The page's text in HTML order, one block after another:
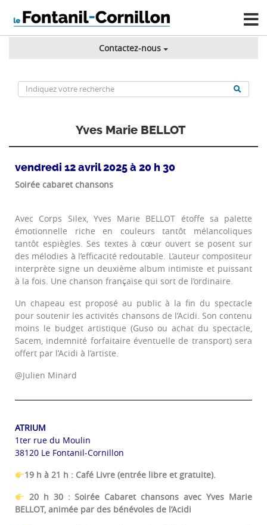
Contactez-nous
Yves Marie BELLOT
vendredi 12 avril 2025 à 20 h 30
Soirée cabaret chansons
Avec Corps Silex, Yves Marie BELLOT étoffe sa palette
émotionnelle riche en couleurs tantôt mélancoliques
tantôt espiègles. Ses textes à cœur ouvert se posent sur
des mélodies à l’efficacité redoutable. L’auteur compositeur
interprète signe un deuxième album intimiste et puissant
à la fois. Une chanson française qui sort de l’ordinaire.
Un chapeau est proposé au public à la fin du spectacle
pour soutenir les activités chansons de l’Acidi. Son contenu
moins le budget artistique (Guso ou achat du spectacle,
Sacem, indemnité forfaitaire éventuelle de transport) sera
offert par l’Acidi à l’artiste.
@Julien Minard
ATRIUM
1ter rue du Moulin
38120 Le Fontanil-Cornillon
19 h à 21 h : Café Livre (entrée libre et gratuite).
20 h 30 : Soirée Cabaret chansons avec Yves Marie
BELLOT, animée par des bénévoles de l’Acidi